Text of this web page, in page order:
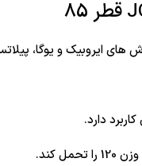
دارد.
کند.